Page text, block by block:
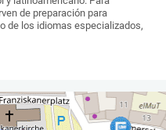
de preparación para
de los idiomas especializados,